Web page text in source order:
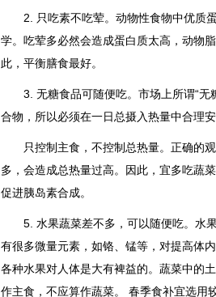
2. 只吃素不吃荤。动物性食物中优质
学。吃荤多必然会造成蛋白质太高，动物
此，平衡膳食最好。
3. 无糖食品可随便吃。市场上所谓“无
合物，所以必须在一日总摄入热量中合理
只控制主食，不控制总热量。正确的
多，会造成总热量过高。因此，宜多吃蔬
促进胰岛素合成。
5. 水果蔬菜差不多，可以随便吃。水
有很多微量元素，如铬、锰等，对提高体
各种水果对人体是大有裨益的。蔬菜中的
作主食，不应算作蔬菜。 春季食补宜选用